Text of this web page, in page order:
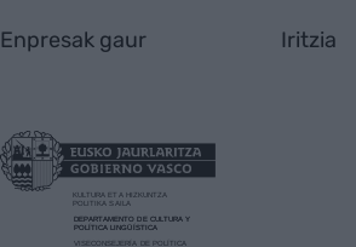
Enpresak gaur Iritzia